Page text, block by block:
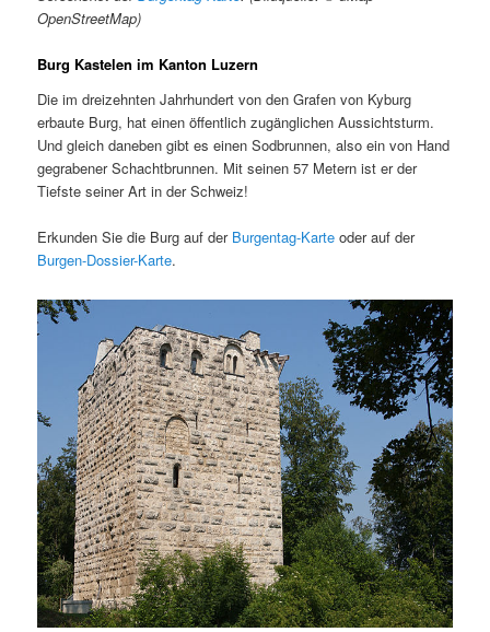
OpenStreetMap)
Burg Kastelen im Kanton Luzern
Die im dreizehnten Jahrhundert von den Grafen von Kyburg
erbaute Burg, hat einen öffentlich zugänglichen Aussichtsturm.
Und gleich daneben gibt es einen Sodbrunnen, also ein von Hand
gegrabener Schachtbrunnen. Mit seinen 57 Metern ist er der
Tiefste seiner Art in der Schweiz!
Erkunden Sie die Burg auf der Burgentag-Karte oder auf der
Burgen-Dossier-Karte.